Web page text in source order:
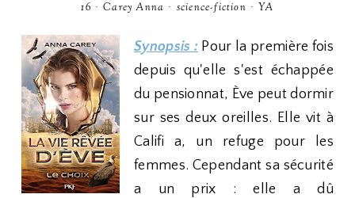
16 · Carey Anna · science-fiction · YA
Synopsis : Pour la première fois
depuis qu'elle s'est échappée
du pensionnat, Ève peut dormir
sur ses deux oreilles. Elle vit à
Califi a, un refuge pour les
femmes. Cependant sa sécurité
a un prix : elle a dû